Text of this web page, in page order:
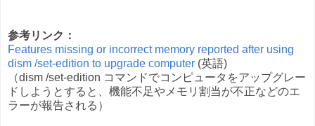
参考リンク：
Features missing or incorrect memory reported after using
dism /set-edition to upgrade computer (英語)
（dism /set-edition コマンドでコンピュータをアップグレー
ドしようとすると、機能不足やメモリ割当が不正などのエ
ラーが報告される）